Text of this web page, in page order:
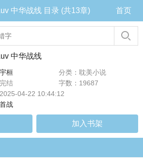
中华战线 目录 (共13章) 首页
中华战线
宇桓
分类：耽美小说
结
字数：19687
04-22 10:44:12
首战
加入书架